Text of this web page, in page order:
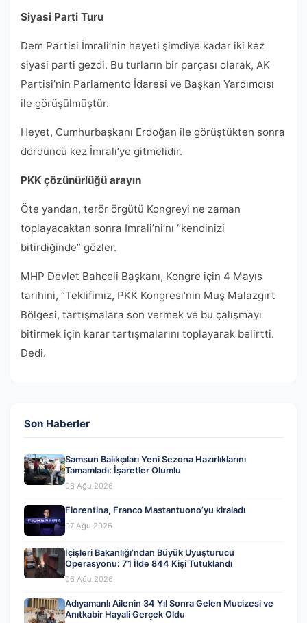
Siyasi Parti Turu
Dem Partisi İmrali’nin heyeti şimdiye kadar iki kez
siyasi parti gezdi. Bu turların bir parçası olarak, AK
Partisi’nin Parlamento İdaresi ve Başkan Yardımcısı
ile görüşülmüştür.
Heyet, Cumhurbaşkanı Erdoğan ile görüştükten sonra
dördüncü kez İmrali’ye gitmelidir.
PKK çözünürlüğü arayın
Öte yandan, terör örgütü Kongreyi ne zaman
toplayacaktan sonra Imrali’ni’nı “kendinizi
bitirdiğinde” gözler.
MHP Devlet Bahceli Başkanı, Kongre için 4 Mayıs
tarihini, “Teklifimiz, PKK Kongresi’nin Muş Malazgirt
Bölgesi, tartışmalara son vermek ve bu çalışmayı
bitirmek için karar tartışmalarını toplayarak belirtti.
Dedi.
Son Haberler
Samsun Balıkçıları Yeni Sezona Hazırlıklarını
Tamamladı: İşaretler Olumlu
08 Ağu 2026
Fiorentina, Franco Mastantuono’yu kiraladı
07 Ağu 2026
İçişleri Bakanlığı’ndan Büyük Uyuşturucu
Operasyonu: 71 İlde 844 Kişi Tutuklandı
06 Ağu 2026
Adıyamanlı Ailenin 34 Yıl Sonra Gelen Mucizesi ve
Anıtkabir Hayali Gerçek Oldu